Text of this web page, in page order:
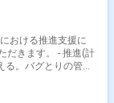
おける推進支援に
。 - 推進(計